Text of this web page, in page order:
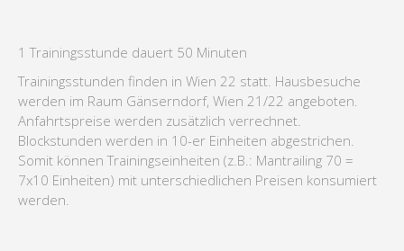
1 Trainingsstunde dauert 50 Minuten
Trainingsstunden finden in Wien 22 statt. Hausbesuche
werden im Raum Gänserndorf, Wien 21/22 angeboten.
Anfahrtspreise werden zusätzlich verrechnet.
Blockstunden werden in 10-er Einheiten abgestrichen.
Somit können Trainingseinheiten (z.B.: Mantrailing 70 =
7x10 Einheiten) mit unterschiedlichen Preisen konsumiert
werden.